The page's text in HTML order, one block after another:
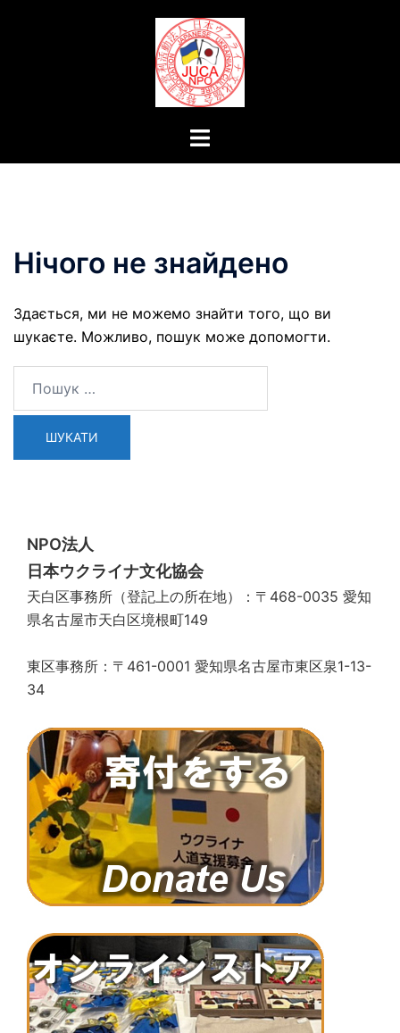
Перемикач
Нічого не знайдено
Здається, ми не можемо знайти того, що ви
шукаєте. Можливо, пошук може допомогти.
NPO法人
日本ウクライナ文化協会
天白区事務所（登記上の所在地）：〒468-0035 愛知
県名古屋市天白区境根町149
東区事務所：〒461-0001 愛知県名古屋市東区泉1-13-
34